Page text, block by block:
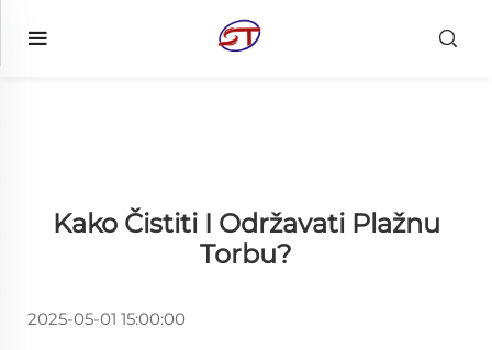
Kako Čistiti I Održavati Plažnu
Torbu?
2025-05-01 15:00:00